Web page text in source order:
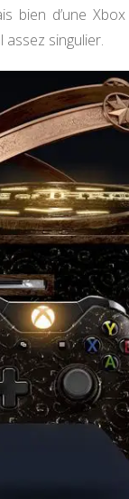
bien d’une
singulier.